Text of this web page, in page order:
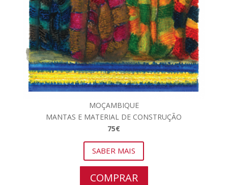
MOÇAMBIQUE
MANTAS E MATERIAL DE CONSTRUÇÃO
75€
SABER MAIS
COMPRAR